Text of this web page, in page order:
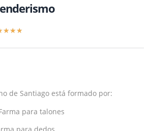
★★★
de Santiago está formado por:
para talones